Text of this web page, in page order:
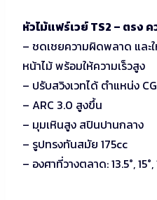
หัวไม้แฟร์เวย์ TS2 – ตรง ค
– ชดเชยความผิดพลาด และ
หน้าไม้ พร้อมให้ความเร็วสูง
– ปรับสวิงเวทได้ ตำแหน่ง
– ARC 3.0 สูงขึ้น
– มุมเหินสูง สปินปานกลาง
– รูปทรงทันสมัย 175cc
– องศาที่วางตลาด: 13.5°, 15°,